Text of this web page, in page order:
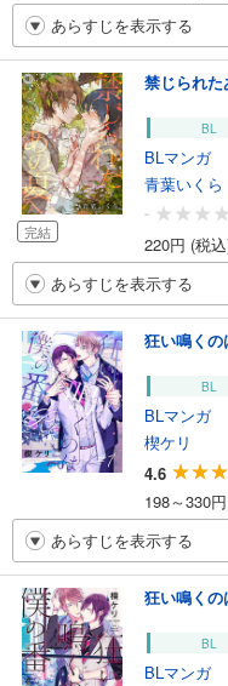
あらすじを表示する
完結
禁じられ
BL
BLマンガ
青葉いくら
-
220円 (税
あらすじを表示する
狂い鳴く
BL
BLマンガ
楔ケリ
4.6
198～330
あらすじを表示する
狂い鳴くの
BL
BLマンガ